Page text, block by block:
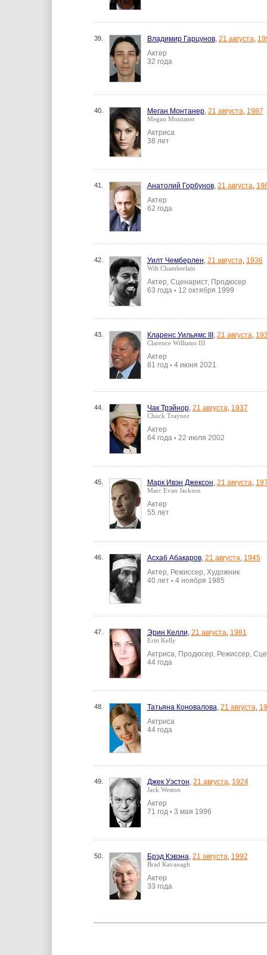
39. Владимир Гарцунов, 21 августа,
Актер
32 года
40. Меган Монтанер, 21 августа, 1987
Megan Montaner
Актриса
38 лет
41. Анатолий Горбунов, 21 августа,
Актер
62 года
42. Уилт Чемберлен, 21 августа, 1936
Wilt Chamberlain
Актер, Сценарист, Продюсер
63 года • 12 октября 1999
43. Кларенс Уильямс III , 21 августа,
Clarence Williams III
Актер
81 год • 4 июня 2021
44. Чак Трэйнор, 21 августа, 1937
Chuck Traynor
Актер
64 года • 22 июля 2002
45. Марк Ивэн Джексон, 21 августа,
Marc Evan Jackson
Актер
55 лет
46. Асхаб Абакаров, 21 августа, 1945
Актер, Режиссер, Художник
40 лет • 4 ноября 1985
47. Эрин Келли, 21 августа, 1981
Erin Kelly
Актриса, Продюсер, Режиссер,
44 года
48. Татьяна Коновалова, 21 августа,
Актриса
44 года
49. Джек Уэстон, 21 августа, 1924
Jack Weston
Актер
71 год • 3 мая 1996
50. Брэд Кэвэна, 21 августа, 1992
Brad Kavanagh
Актер
33 года